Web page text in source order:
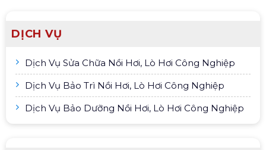
DỊCH VỤ
Dịch Vụ Sửa Chữa Nồi Hơi, Lò Hơi Công Nghiệp
Dịch Vụ Bảo Trì Nồi Hơi, Lò Hơi Công Nghiệp
Dịch Vụ Bảo Dưỡng Nồi Hơi, Lò Hơi Công Nghiệp